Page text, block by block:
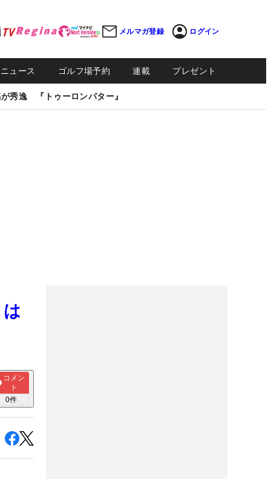
メルマガ登録 ログイン
ュース ゴルフ場予約 連載 プレゼント
秀逸 『トゥーロンパター』
コメン
ト
0件